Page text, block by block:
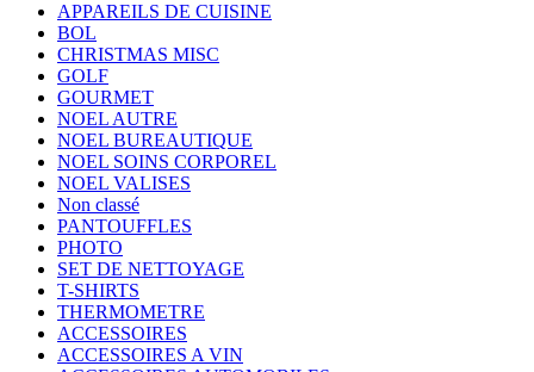
APPAREILS DE CUISINE
BOL
CHRISTMAS MISC
GOLF
GOURMET
NOEL AUTRE
NOEL BUREAUTIQUE
NOEL SOINS CORPOREL
NOEL VALISES
Non classé
PANTOUFFLES
PHOTO
SET DE NETTOYAGE
T-SHIRTS
THERMOMETRE
ACCESSOIRES
ACCESSOIRES A VIN